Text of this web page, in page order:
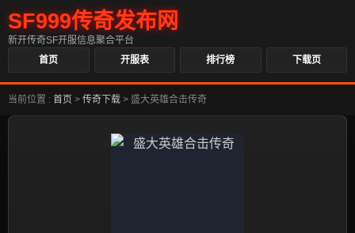
SF999传奇发布网
新开传奇SF开服信息聚合平台
首页
开服表 排行榜 下载页
当前位置 : 首页 > 传奇下载 > 盛大英雄合击传奇